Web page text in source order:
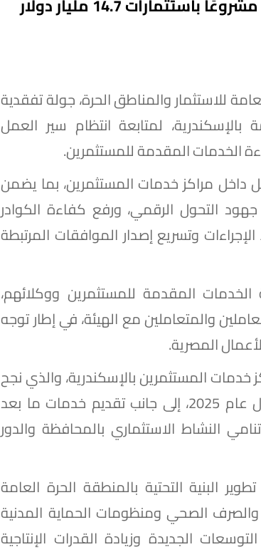
للاستثمار والمناطق الحرة، جولة تفقدية
لمتابعة انتظام سير العمل
الخدمات المقدمة للمستثمرين.
داخل مراكز خدمات المستثمرين، بما يضمن
التحول الرقمي، ورفع كفاءة الكوادر
وتسريع إصدار الموافقات المرتبطة
المقدمة للمستثمرين ووكلائهم،
والمتعاملين مع الهيئة، في إطار توجه
المصرية.
خدمات المستثمرين بالإسكندرية، والذي نجح
في إنهاء إجراءات تأسيس أكثر من 3500 شركة خلال عام 2025، إلى جانب تقديم خدمات ما بعد
يعكس تنامي النشاط الاستثماري بالمحافظة والدور
البنية التحتية بالمنطقة الحرة العامة
والصرف الصحي ومنظومات الحماية المدنية
الجديدة وزيادة القدرات الإنتاجية